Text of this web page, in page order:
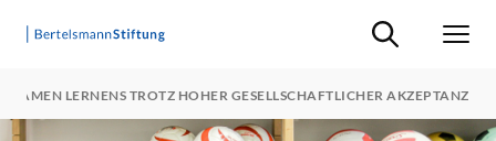
Suche ein-/
LERNENS TROTZ HOHER GESELLSCHAFTLICHER AKZEPTANZ